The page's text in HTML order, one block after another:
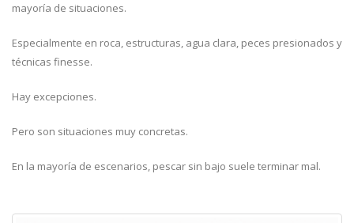
mayoría de situaciones.
Especialmente en roca, estructuras, agua clara, peces presionados y
técnicas finesse.
Hay excepciones.
Pero son situaciones muy concretas.
En la mayoría de escenarios, pescar sin bajo suele terminar mal.